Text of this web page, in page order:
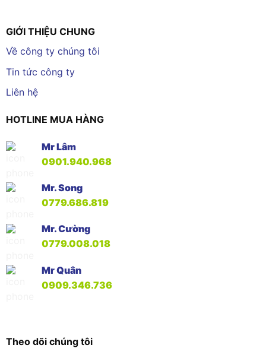
GIỚI THIỆU CHUNG
Về công ty chúng tôi
Tin tức công ty
Liên hệ
HOTLINE MUA HÀNG
Mr Lâm
0901.940.968
Mr. Song
0779.686.819
Mr. Cường
0779.008.018
Mr Quân
0909.346.736
Theo dõi chúng tôi